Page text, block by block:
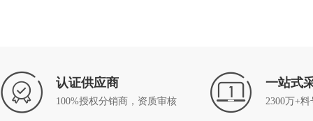
认证供应商
100%授权分销商，资质审核
一站式
2300万+